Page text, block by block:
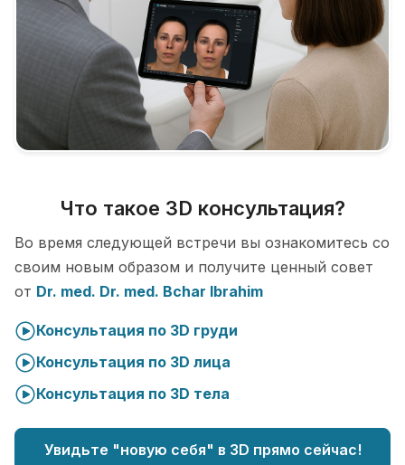
Что такое 3D консультация?
Во время следующей встречи вы ознакомитесь со
своим новым образом и получите ценный совет
от Dr. med. Dr. med. Bchar Ibrahim
Консультация по 3D груди
Консультация по 3D лица
Консультация по 3D тела
Увидьте "новую себя" в 3D прямо сейчас!